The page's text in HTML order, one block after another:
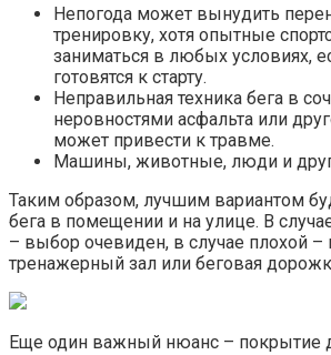
Непогода может вынудить
тренировку, хотя опытные
заниматься в любых условиях,
готовятся к старту.
Неправильная техника бега в
неровностями асфальта или
может привести к травме.
Машины, животные, люди и
Таким образом, лучшим вариантом
бега в помещении и на улице. В
– выбор очевиден, в случае плохой
тренажерный зал или беговая
Еще один важный нюанс – покрытие